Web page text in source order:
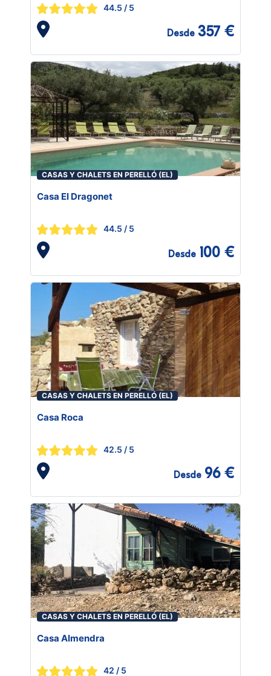
44.5 / 5
Desde 357 €
CASAS Y CHALETS EN PERELLÓ (EL)
Casa El Dragonet
44.5 / 5
Desde 100 €
CASAS Y CHALETS EN PERELLÓ (EL)
Casa Roca
42.5 / 5
Desde 96 €
CASAS Y CHALETS EN PERELLÓ (EL)
Casa Almendra
42 / 5